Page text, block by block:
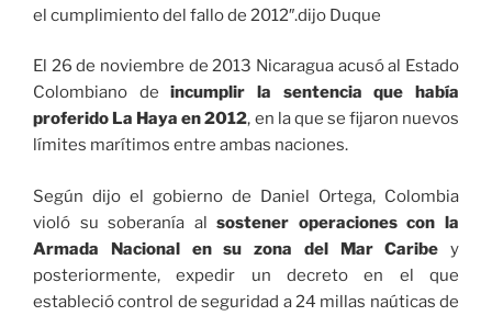
el cumplimiento del fallo de 2012″.dijo Duque
El 26 de noviembre de 2013 Nicaragua acusó al Estado
Colombiano de incumplir la sentencia que había
proferido La Haya en 2012, en la que se fijaron nuevos
límites marítimos entre ambas naciones.
Según dijo el gobierno de Daniel Ortega, Colombia
violó su soberanía alsostener operaciones con la
Armada Nacional en su zona del Mar Caribe y
posteriormente, expedir un decreto en el que
estableció control de seguridad a 24 millas naúticas de